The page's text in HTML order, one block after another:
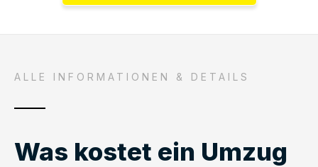
ALLE INFORMATIONEN & DETAILS
Was kostet ein Umzug